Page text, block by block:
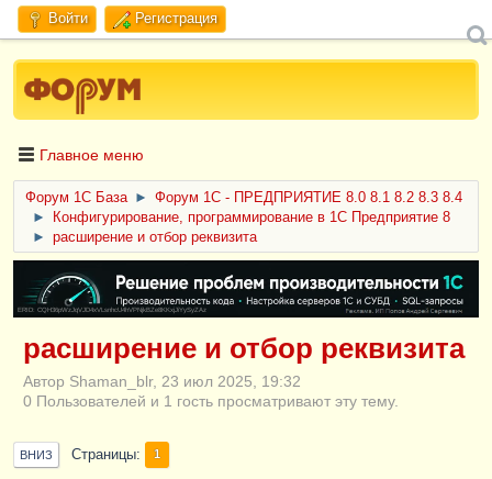
Войти Регистрация
Главное меню
Форум 1C База ►
Форум 1С - ПРЕДПРИЯТИЕ 8.0 8.1 8.2 8.3 8.4
►
Конфигурирование, программирование в 1С Предприятие 8
►
расширение и отбор реквизита
ERID: CQH36pWzJqVJD4xVLsnhcU4hVPNjkBZe8KKxjJiYySyZAz
расширение и отбор реквизита
Автор Shaman_blr, 23 июл 2025, 19:32
0 Пользователей и 1 гость просматривают эту тему.
ВНИЗ Страницы 1